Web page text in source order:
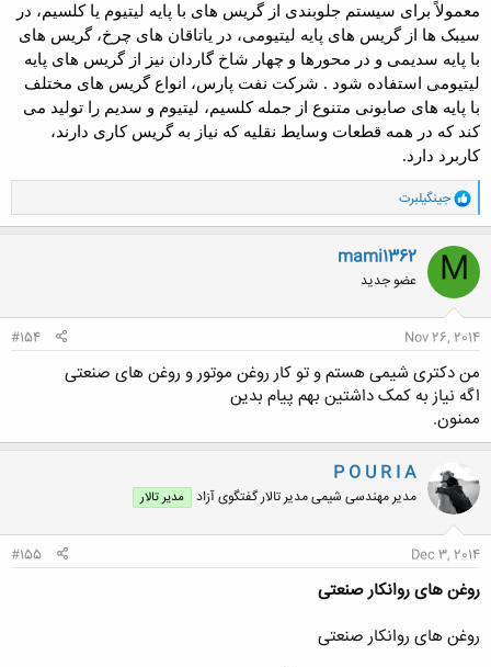
معمولاً برای سیستم جلوبندی از گریس های با پایه لیتیوم یا کلسیم، در
سیبک ها از گریس های پایه لیتیومی، در یاتاقان های چرخ، گریس های
با پایه سدیمی و در محورها و چهار شاخ گاردان نیز از گریس های پایه
لیتیومی استفاده شود . شرکت نفت پارس، انواع گریس های مختلف
با پایه های صابونی متنوع از جمله کلسیم، لیتیوم و سدیم را تولید می
کند که در همه قطعات وسایط نقلیه که نیاز به گریس کاری دارند،
کاربرد دارد.
و
ا
ک
ن
ش
ه
ا
جینگیلبرت
M
mami1362
عضو جدید
Nov 26, 2014
#154
من دکتری شیمی هستم و تو کار روغن موتور و روغن های صنعتی
اگه نیاز به کمک داشتین بهم پیام بدین
ممنون.
P O U R I A
مدیر مهندسی شیمی مدیر تالار گفتگوی آزاد مدیر تالار
Dec 3, 2014
#155
روغن های روانکار صنعتی
روغن های روانکار صنعتی